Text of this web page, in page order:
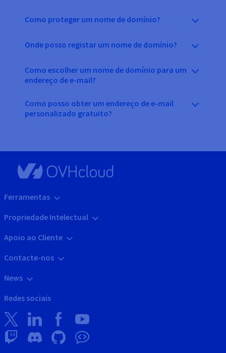
Como proteger um nome de domínio?
Onde posso registar um nome de domínio?
Como escolher um nome de domínio para um
endereço de e-mail?
Como posso obter um endereço de e-mail
personalizado gratuito?
Ferramentas
Propriedade Intelectual
Apoio ao Cliente
Contacte-nos
News
Redes sociais